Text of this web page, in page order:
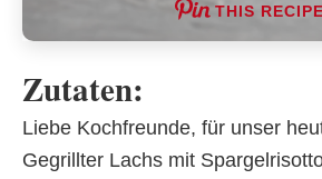
THIS RECIPE
Zutaten:
Liebe Kochfreunde, für unser
Gegrillter Lachs mit